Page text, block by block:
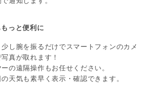
っと便利に
し腕を振るだけでスマートフォンのカメ
真が取れます！
の遠隔操作もお任せください。
天気も素早く表示・確認できます。